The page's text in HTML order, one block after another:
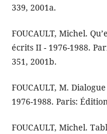
339, 2001a.
FOUCAULT, Michel.
écrits II - 1976-1988.
351, 2001b.
FOUCAULT, M.
1976-1988. Paris:
FOUCAULT, Michel.